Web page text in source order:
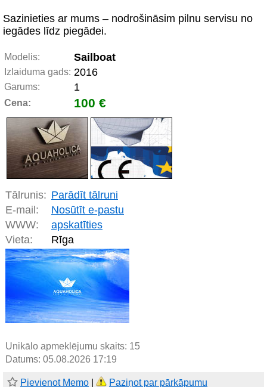
Sazinieties ar mums – nodrošināsim pilnu servisu no
iegādes līdz piegādei.
Modelis: Sailboat
Izlaiduma gads: 2016
Garums: 1
Cena: 100 €
Tālrunis: Parādīt tālruni
E-mail:
Nosūtīt e-pastu
WWW:
apskatīties
Vieta:
Rīga
Unikālo apmeklējumu skaits: 15
Datums: 05.08.2026 17:19
Pievienot Memo Paziņot par pārkāpumu